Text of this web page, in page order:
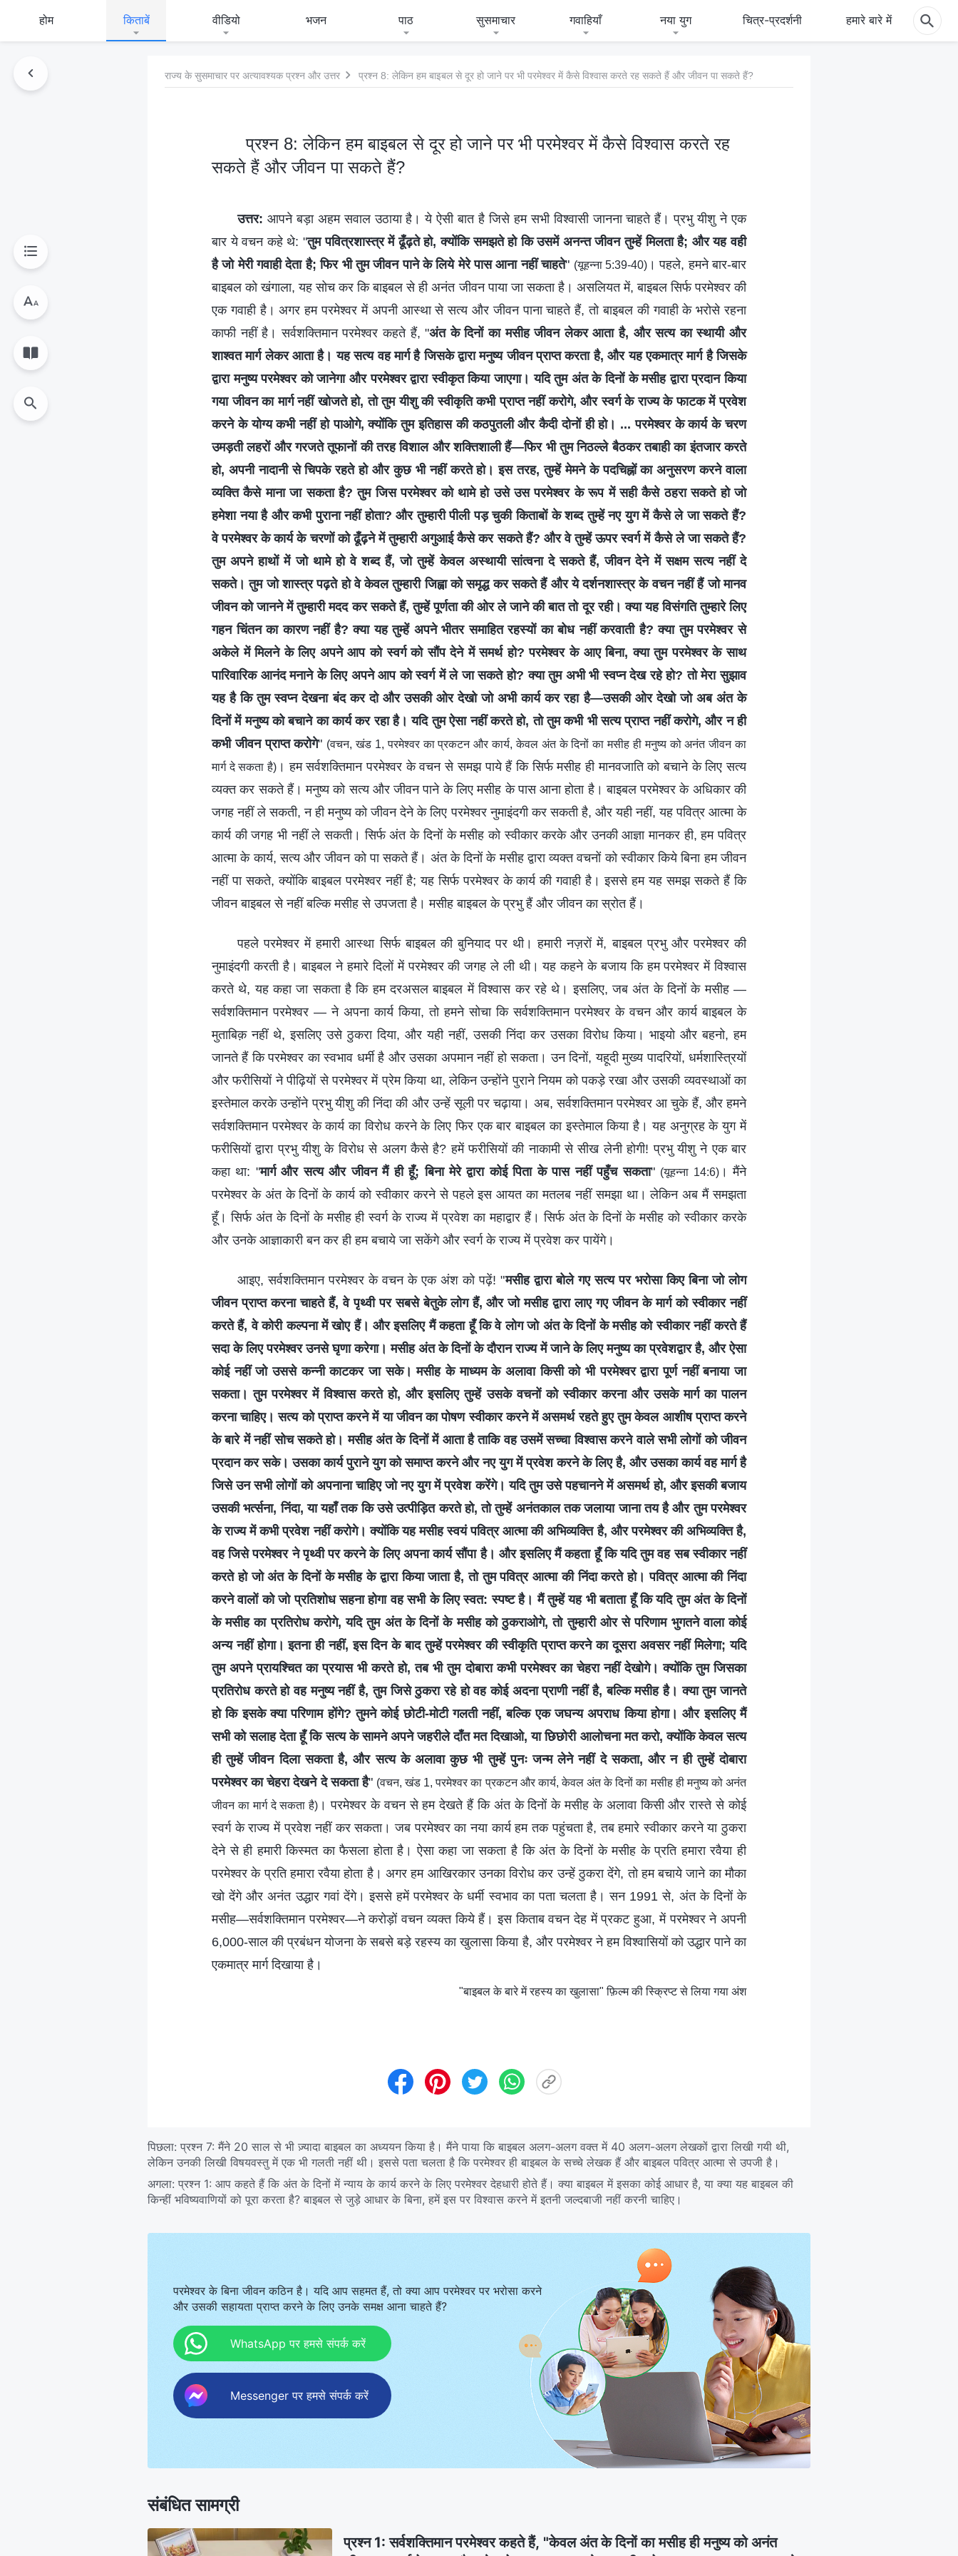
होम किताबें वीडियो भजन पाठ सुसमाचार गवाहियाँ नया युग चित्र-प्रदर्शनी हमारे बारे में
राज्य के सुसमाचार पर अत्यावश्यक प्रश्न और उत्तर प्रश्न 8: लेकिन हम बाइबल से दूर हो जाने पर भी परमेश्वर में कैसे विश्वास करते रह सकते हैं और जीवन पा सकते हैं?
प्रश्न 8: लेकिन हम बाइबल से दूर हो जाने पर भी परमेश्वर में कैसे विश्वास करते रह
सकते हैं और जीवन पा सकते हैं?
उत्तर: आपने बड़ा अहम सवाल उठाया है। ये ऐसी बात है जिसे हम सभी विश्वासी जानना चाहते हैं। प्रभु यीशु ने एक
बार ये वचन कहे थे: "तुम पवित्रशास्त्र में ढूँढ़ते हो, क्योंकि समझते हो कि उसमें अनन्त जीवन तुम्हें मिलता है; और यह वही
है जो मेरी गवाही देता है; फिर भी तुम जीवन पाने के लिये मेरे पास आना नहीं चाहते" (यूहन्ना 5:39-40)। पहले, हमने बार-बार
बाइबल को खंगाला, यह सोच कर कि बाइबल से ही अनंत जीवन पाया जा सकता है। असलियत में, बाइबल सिर्फ परमेश्वर की
एक गवाही है। अगर हम परमेश्वर में अपनी आस्था से सत्य और जीवन पाना चाहते हैं, तो बाइबल की गवाही के भरोसे रहना
काफी नहीं है। सर्वशक्तिमान परमेश्वर कहते हैं, "अंत के दिनों का मसीह जीवन लेकर आता है, और सत्य का स्थायी और
शाश्वत मार्ग लेकर आता है। यह सत्य वह मार्ग है जिसके द्वारा मनुष्य जीवन प्राप्त करता है, और यह एकमात्र मार्ग है जिसके
द्वारा मनुष्य परमेश्वर को जानेगा और परमेश्वर द्वारा स्वीकृत किया जाएगा। यदि तुम अंत के दिनों के मसीह द्वारा प्रदान किया
गया जीवन का मार्ग नहीं खोजते हो, तो तुम यीशु की स्वीकृति कभी प्राप्त नहीं करोगे, और स्वर्ग के राज्य के फाटक में प्रवेश
करने के योग्य कभी नहीं हो पाओगे, क्योंकि तुम इतिहास की कठपुतली और कैदी दोनों ही हो। ... परमेश्वर के कार्य के चरण
उमड़ती लहरों और गरजते तूफानों की तरह विशाल और शक्तिशाली हैं—फिर भी तुम निठल्ले बैठकर तबाही का इंतजार करते
हो, अपनी नादानी से चिपके रहते हो और कुछ भी नहीं करते हो। इस तरह, तुम्हें मेमने के पदचिह्नों का अनुसरण करने वाला
व्यक्ति कैसे माना जा सकता है? तुम जिस परमेश्वर को थामे हो उसे उस परमेश्वर के रूप में सही कैसे ठहरा सकते हो जो
हमेशा नया है और कभी पुराना नहीं होता? और तुम्हारी पीली पड़ चुकी किताबों के शब्द तुम्हें नए युग में कैसे ले जा सकते हैं?
वे परमेश्वर के कार्य के चरणों को ढूँढ़ने में तुम्हारी अगुआई कैसे कर सकते हैं? और वे तुम्हें ऊपर स्वर्ग में कैसे ले जा सकते हैं?
तुम अपने हाथों में जो थामे हो वे शब्द हैं, जो तुम्हें केवल अस्थायी सांत्वना दे सकते हैं, जीवन देने में सक्षम सत्य नहीं दे
सकते। तुम जो शास्त्र पढ़ते हो वे केवल तुम्हारी जिह्वा को समृद्ध कर सकते हैं और ये दर्शनशास्त्र के वचन नहीं हैं जो मानव
जीवन को जानने में तुम्हारी मदद कर सकते हैं, तुम्हें पूर्णता की ओर ले जाने की बात तो दूर रही। क्या यह विसंगति तुम्हारे लिए
गहन चिंतन का कारण नहीं है? क्या यह तुम्हें अपने भीतर समाहित रहस्यों का बोध नहीं करवाती है? क्या तुम परमेश्वर से
अकेले में मिलने के लिए अपने आप को स्वर्ग को सौंप देने में समर्थ हो? परमेश्वर के आए बिना, क्या तुम परमेश्वर के साथ
पारिवारिक आनंद मनाने के लिए अपने आप को स्वर्ग में ले जा सकते हो? क्या तुम अभी भी स्वप्न देख रहे हो? तो मेरा सुझाव
यह है कि तुम स्वप्न देखना बंद कर दो और उसकी ओर देखो जो अभी कार्य कर रहा है—उसकी ओर देखो जो अब अंत के
दिनों में मनुष्य को बचाने का कार्य कर रहा है। यदि तुम ऐसा नहीं करते हो, तो तुम कभी भी सत्य प्राप्त नहीं करोगे, और न ही
कभी जीवन प्राप्त करोगे" (वचन, खंड 1, परमेश्वर का प्रकटन और कार्य, केवल अंत के दिनों का मसीह ही मनुष्य को अनंत जीवन का
मार्ग दे सकता है) । हम सर्वशक्तिमान परमेश्वर के वचन से समझ पाये हैं कि सिर्फ मसीह ही मानवजाति को बचाने के लिए सत्य
व्यक्त कर सकते हैं। मनुष्य को सत्य और जीवन पाने के लिए मसीह के पास आना होता है। बाइबल परमेश्वर के अधिकार की
जगह नहीं ले सकती, न ही मनुष्य को जीवन देने के लिए परमेश्वर नुमाइंदगी कर सकती है, और यही नहीं, यह पवित्र आत्मा के
कार्य की जगह भी नहीं ले सकती। सिर्फ अंत के दिनों के मसीह को स्वीकार करके और उनकी आज्ञा मानकर ही, हम पवित्र
आत्मा के कार्य, सत्य और जीवन को पा सकते हैं। अंत के दिनों के मसीह द्वारा व्यक्त वचनों को स्वीकार किये बिना हम जीवन
नहीं पा सकते, क्योंकि बाइबल परमेश्वर नहीं है; यह सिर्फ परमेश्वर के कार्य की गवाही है। इससे हम यह समझ सकते हैं कि
जीवन बाइबल से नहीं बल्कि मसीह से उपजता है। मसीह बाइबल के प्रभु हैं और जीवन का स्रोत हैं।
पहले परमेश्वर में हमारी आस्था सिर्फ बाइबल की बुनियाद पर थी। हमारी नज़रों में, बाइबल प्रभु और परमेश्वर की
नुमाइंदगी करती है। बाइबल ने हमारे दिलों में परमेश्वर की जगह ले ली थी। यह कहने के बजाय कि हम परमेश्वर में विश्वास
करते थे, यह कहा जा सकता है कि हम दरअसल बाइबल में विश्वास कर रहे थे। इसलिए, जब अंत के दिनों के मसीह —
सर्वशक्तिमान परमेश्वर — ने अपना कार्य किया, तो हमने सोचा कि सर्वशक्तिमान परमेश्वर के वचन और कार्य बाइबल के
मुताबिक़ नहीं थे, इसलिए उसे ठुकरा दिया, और यही नहीं, उसकी निंदा कर उसका विरोध किया। भाइयो और बहनो, हम
जानते हैं कि परमेश्वर का स्वभाव धर्मी है और उसका अपमान नहीं हो सकता। उन दिनों, यहूदी मुख्य पादरियों, धर्मशास्त्रियों
और फरीसियों ने पीढ़ियों से परमेश्वर में प्रेम किया था, लेकिन उन्होंने पुराने नियम को पकड़े रखा और उसकी व्यवस्थाओं का
इस्तेमाल करके उन्होंने प्रभु यीशु की निंदा की और उन्हें सूली पर चढ़ाया। अब, सर्वशक्तिमान परमेश्वर आ चुके हैं, और हमने
सर्वशक्तिमान परमेश्वर के कार्य का विरोध करने के लिए फिर एक बार बाइबल का इस्तेमाल किया है। यह अनुग्रह के युग में
फरीसियों द्वारा प्रभु यीशु के विरोध से अलग कैसे है? हमें फरीसियों की नाकामी से सीख लेनी होगी! प्रभु यीशु ने एक बार
कहा था: "मार्ग और सत्य और जीवन मैं ही हूँ; बिना मेरे द्वारा कोई पिता के पास नहीं पहुँच सकता" (यूहन्ना 14:6)। मैंने
परमेश्वर के अंत के दिनों के कार्य को स्वीकार करने से पहले इस आयत का मतलब नहीं समझा था। लेकिन अब मैं समझता
हूँ। सिर्फ अंत के दिनों के मसीह ही स्वर्ग के राज्य में प्रवेश का महाद्वार हैं। सिर्फ अंत के दिनों के मसीह को स्वीकार करके
और उनके आज्ञाकारी बन कर ही हम बचाये जा सकेंगे और स्वर्ग के राज्य में प्रवेश कर पायेंगे।
आइए, सर्वशक्तिमान परमेश्वर के वचन के एक अंश को पढ़ें! "मसीह द्वारा बोले गए सत्य पर भरोसा किए बिना जो लोग
जीवन प्राप्त करना चाहते हैं, वे पृथ्वी पर सबसे बेतुके लोग हैं, और जो मसीह द्वारा लाए गए जीवन के मार्ग को स्वीकार नहीं
करते हैं, वे कोरी कल्पना में खोए हैं। और इसलिए मैं कहता हूँ कि वे लोग जो अंत के दिनों के मसीह को स्वीकार नहीं करते हैं
सदा के लिए परमेश्वर उनसे घृणा करेगा। मसीह अंत के दिनों के दौरान राज्य में जाने के लिए मनुष्य का प्रवेशद्वार है, और ऐसा
कोई नहीं जो उससे कन्नी काटकर जा सके। मसीह के माध्यम के अलावा किसी को भी परमेश्वर द्वारा पूर्ण नहीं बनाया जा
सकता। तुम परमेश्वर में विश्वास करते हो, और इसलिए तुम्हें उसके वचनों को स्वीकार करना और उसके मार्ग का पालन
करना चाहिए। सत्य को प्राप्त करने में या जीवन का पोषण स्वीकार करने में असमर्थ रहते हुए तुम केवल आशीष प्राप्त करने
के बारे में नहीं सोच सकते हो। मसीह अंत के दिनों में आता है ताकि वह उसमें सच्चा विश्वास करने वाले सभी लोगों को जीवन
प्रदान कर सके। उसका कार्य पुराने युग को समाप्त करने और नए युग में प्रवेश करने के लिए है, और उसका कार्य वह मार्ग है
जिसे उन सभी लोगों को अपनाना चाहिए जो नए युग में प्रवेश करेंगे। यदि तुम उसे पहचानने में असमर्थ हो, और इसकी बजाय
उसकी भर्त्सना, निंदा, या यहाँ तक कि उसे उत्पीड़ित करते हो, तो तुम्हें अनंतकाल तक जलाया जाना तय है और तुम परमेश्वर
के राज्य में कभी प्रवेश नहीं करोगे। क्योंकि यह मसीह स्वयं पवित्र आत्मा की अभिव्यक्ति है, और परमेश्वर की अभिव्यक्ति है,
वह जिसे परमेश्वर ने पृथ्वी पर करने के लिए अपना कार्य सौंपा है। और इसलिए मैं कहता हूँ कि यदि तुम वह सब स्वीकार नहीं
करते हो जो अंत के दिनों के मसीह के द्वारा किया जाता है, तो तुम पवित्र आत्मा की निंदा करते हो। पवित्र आत्मा की निंदा
करने वालों को जो प्रतिशोध सहना होगा वह सभी के लिए स्वत: स्पष्ट है। मैं तुम्हें यह भी बताता हूँ कि यदि तुम अंत के दिनों
के मसीह का प्रतिरोध करोगे, यदि तुम अंत के दिनों के मसीह को ठुकराओगे, तो तुम्हारी ओर से परिणाम भुगतने वाला कोई
अन्य नहीं होगा। इतना ही नहीं, इस दिन के बाद तुम्हें परमेश्वर की स्वीकृति प्राप्त करने का दूसरा अवसर नहीं मिलेगा; यदि
तुम अपने प्रायश्चित का प्रयास भी करते हो, तब भी तुम दोबारा कभी परमेश्वर का चेहरा नहीं देखोगे। क्योंकि तुम जिसका
प्रतिरोध करते हो वह मनुष्य नहीं है, तुम जिसे ठुकरा रहे हो वह कोई अदना प्राणी नहीं है, बल्कि मसीह है। क्या तुम जानते
हो कि इसके क्या परिणाम होंगे? तुमने कोई छोटी-मोटी गलती नहीं, बल्कि एक जघन्य अपराध किया होगा। और इसलिए मैं
सभी को सलाह देता हूँ कि सत्य के सामने अपने जहरीले दाँत मत दिखाओ, या छिछोरी आलोचना मत करो, क्योंकि केवल सत्य
ही तुम्हें जीवन दिला सकता है, और सत्य के अलावा कुछ भी तुम्हें पुनः जन्म लेने नहीं दे सकता, और न ही तुम्हें दोबारा
परमेश्वर का चेहरा देखने दे सकता है" (वचन, खंड 1, परमेश्वर का प्रकटन और कार्य, केवल अंत के दिनों का मसीह ही मनुष्य को अनंत
जीवन का मार्ग दे सकता है) । परमेश्वर के वचन से हम देखते हैं कि अंत के दिनों के मसीह के अलावा किसी और रास्ते से कोई
स्वर्ग के राज्य में प्रवेश नहीं कर सकता। जब परमेश्वर का नया कार्य हम तक पहुंचता है, तब हमारे स्वीकार करने या ठुकरा
देने से ही हमारी किस्मत का फैसला होता है। ऐसा कहा जा सकता है कि अंत के दिनों के मसीह के प्रति हमारा रवैया ही
परमेश्वर के प्रति हमारा रवैया होता है। अगर हम आखिरकार उनका विरोध कर उन्हें ठुकरा देंगे, तो हम बचाये जाने का मौका
खो देंगे और अनंत उद्धार गवां देंगे। इससे हमें परमेश्वर के धर्मी स्वभाव का पता चलता है। सन 1991 से, अंत के दिनों के
मसीह—सर्वशक्तिमान परमेश्वर—ने करोड़ों वचन व्यक्त किये हैं। इस किताब वचन देह में प्रकट हुआ, में परमेश्वर ने अपनी
6,000-साल की प्रबंधन योजना के सबसे बड़े रहस्य का खुलासा किया है, और परमेश्वर ने हम विश्वासियों को उद्धार पाने का
एकमात्र मार्ग दिखाया है।
"बाइबल के बारे में रहस्य का खुलासा" फ़िल्म की स्क्रिप्ट से लिया गया अंश
पिछला: प्रश्न 7: मैंने 20 साल से भी ज़्यादा बाइबल का अध्ययन किया है। मैंने पाया कि बाइबल अलग-अलग वक्त में 40 अलग-अलग लेखकों द्वारा लिखी गयी थी,
लेकिन उनकी लिखी विषयवस्तु में एक भी गलती नहीं थी। इससे पता चलता है कि परमेश्वर ही बाइबल के सच्चे लेखक हैं और बाइबल पवित्र आत्मा से उपजी है।
अगला: प्रश्न 1: आप कहते हैं कि अंत के दिनों में न्याय के कार्य करने के लिए परमेश्‍वर देहधारी होते हैं। क्या बाइबल में इसका कोई आधार है, या क्या यह बाइबल की
किन्हीं भविष्यवाणियों को पूरा करता है? बाइबल से जुड़े आधार के बिना, हमें इस पर विश्वास करने में इतनी जल्दबाजी नहीं करनी चाहिए।
परमेश्वर के बिना जीवन कठिन है। यदि आप सहमत हैं, तो क्या आप परमेश्वर पर भरोसा करने
और उसकी सहायता प्राप्त करने के लिए उनके समक्ष आना चाहते हैं?
WhatsApp पर हमसे संपर्क करें
Messenger पर हमसे संपर्क करें
संबंधित सामग्री
प्रश्न 1: सर्वशक्तिमान परमेश्वर कहते हैं, "केवल अंत के दिनों का मसीह ही मनुष्य को अनंत